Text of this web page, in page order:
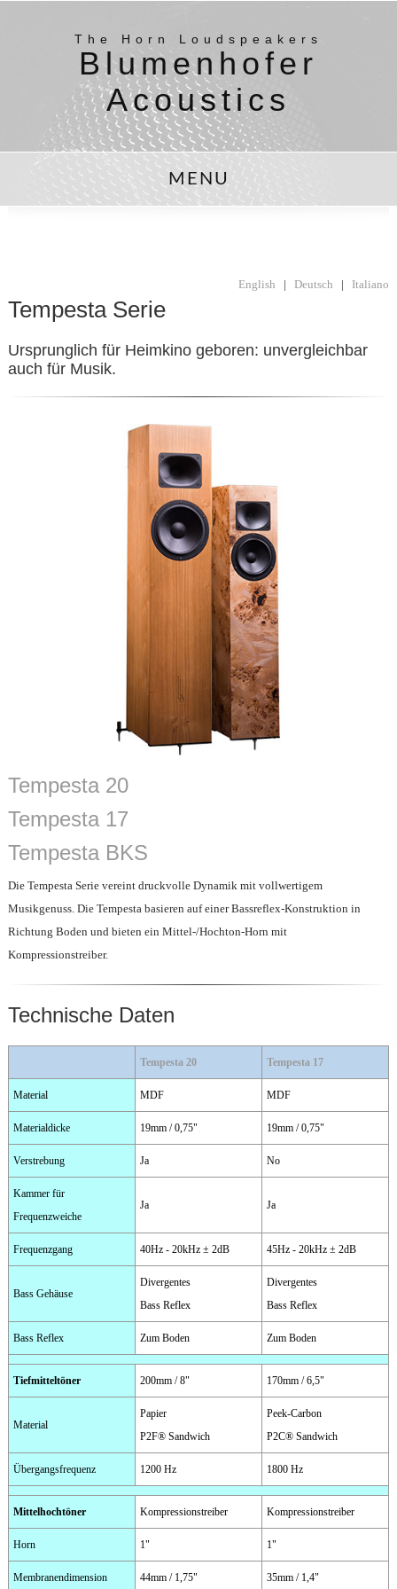
The Horn Loudspeakers
Blumenhofer
Acoustics
MENU
English | Deutsch | Italiano
Tempesta Serie
Ursprunglich für Heimkino geboren: unvergleichbar
auch für Musik.
Tempesta 20
Tempesta 17
Tempesta BKS
Die Tempesta Serie vereint druckvolle Dynamik mit vollwertigem
Musikgenuss. Die Tempesta basieren auf einer Bassreflex-Konstruktion in
Richtung Boden und bieten ein Mittel-/Hochton-Horn mit
Kompressionstreiber.
Technische Daten
Tempesta 20 Tempesta 17
Material MDF MDF
Materialdicke 19mm / 0,75" 19mm / 0,75"
Verstrebung Ja No
Kammer für
Frequenzweiche
Ja Ja
Frequenzgang 40Hz - 20kHz ± 2dB 45Hz - 20kHz ± 2dB
Bass Gehäuse
Divergentes
Bass Reflex
Divergentes
Bass Reflex
Bass Reflex Zum Boden Zum Boden
Tiefmitteltöner 200mm / 8" 170mm / 6,5"
Material
Papier
P2F® Sandwich
Peek-Carbon
P2C® Sandwich
Übergangsfrequenz 1200 Hz 1800 Hz
Mittelhochtöner Kompressionstreiber Kompressionstreiber
Horn 1" 1"
Membranendimension 44mm / 1,75" 35mm / 1,4"